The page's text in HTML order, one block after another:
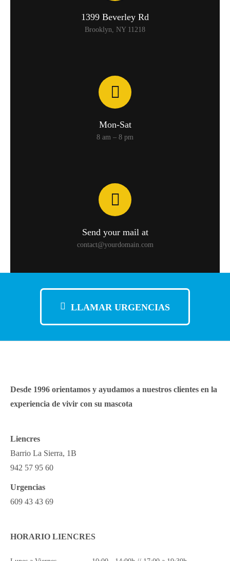
1399 Beverley Rd
Brooklyn, NY 11218
Mon-Sat
8 am – 8 pm
Send your mail at
contact@yourdomain.com
LLAMAR URGENCIAS
Desde 1996 orientamos y ayudamos a nuestros clientes en la
experiencia de vivir con su mascota
Liencres
Barrio La Sierra, 1B
942 57 95 60
Urgencias
609 43 43 69
HORARIO LIENCRES